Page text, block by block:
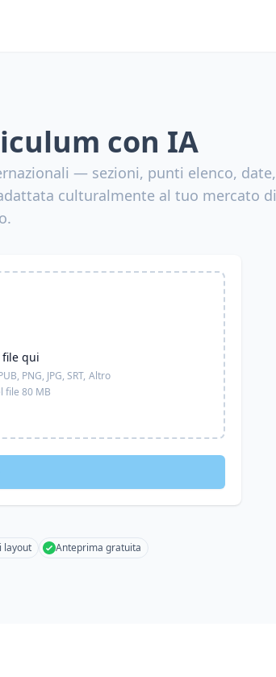
con IA
— sezioni, punti elenco, date,
culturalmente al tuo mercato di
file qui
PNG, JPG, SRT, Altro
file 80 MB
layout Anteprima gratuita